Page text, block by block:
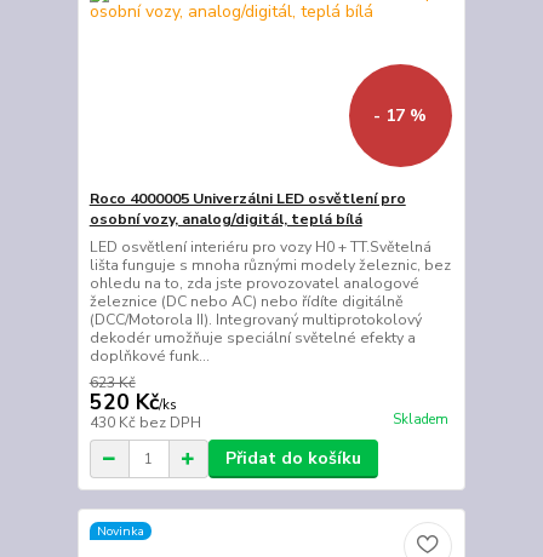
- 17 %
Roco 4000005 Univerzálni LED osvětlení pro
osobní vozy, analog/digitál, teplá bílá
LED osvětlení interiéru pro vozy H0 + TT.Světelná
lišta funguje s mnoha různými modely železnic, bez
ohledu na to, zda jste provozovatel analogové
železnice (DC nebo AC) nebo řídíte digitálně
(DCC/Motorola II). Integrovaný multiprotokolový
dekodér umožňuje speciální světelné efekty a
doplňkové funk...
623 Kč
520 Kč/ks
430 Kč bez DPH Skladem
Přidat do košíku
Novinka